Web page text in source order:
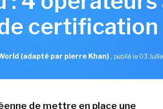
certification
(adapté par pierre Khan), publié le 03
de mettre en place une